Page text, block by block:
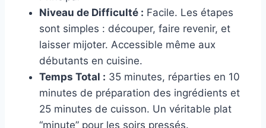
Niveau de Difficulté : Facile. Les étapes
sont simples : découper, faire revenir, et
laisser mijoter. Accessible même aux
débutants en cuisine.
Temps Total : 35 minutes, réparties en 10
minutes de préparation des ingrédients et
25 minutes de cuisson. Un véritable plat
“minute” pour les soirs pressés.